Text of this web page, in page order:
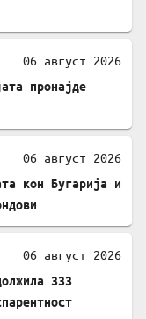
06 август 2026
пронајде
06 август 2026
кон Бугарија и
06 август 2026
333